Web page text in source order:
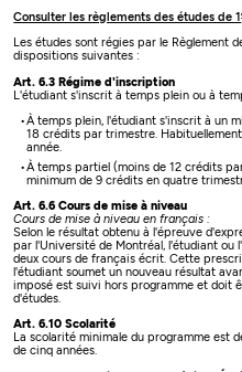
Consulter les règlements des études de 1
Les études sont régies par le Règlement
dispositions suivantes :
Art. 6.3 Régime d'inscription
L'étudiant s'inscrit à temps plein ou à
À temps plein, l'étudiant s'inscrit à un
18 crédits par trimestre.
année.
À temps partiel (moins de 12 crédits
minimum de 9 crédits en quatre
Art. 6.6 Cours de mise à niveau
Cours de mise à niveau en français :
Selon le résultat obtenu à l'épreuve
par l'Université de Montréal, l'étudiant
deux cours de français écrit. Cette
l'étudiant soumet un nouveau résultat
imposé est suivi hors programme et doit
d'études.
Art. 6.10 Scolarité
La scolarité minimale du programme est
de cinq années.